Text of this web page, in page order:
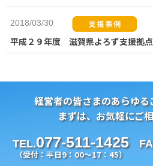
2018/03/30
平成２９年度 滋賀県よろず支援拠
経営者の皆さまのあらゆる
まずは、お気軽にご
TEL.077-511-1425
（受付：平日9：00～17：45）